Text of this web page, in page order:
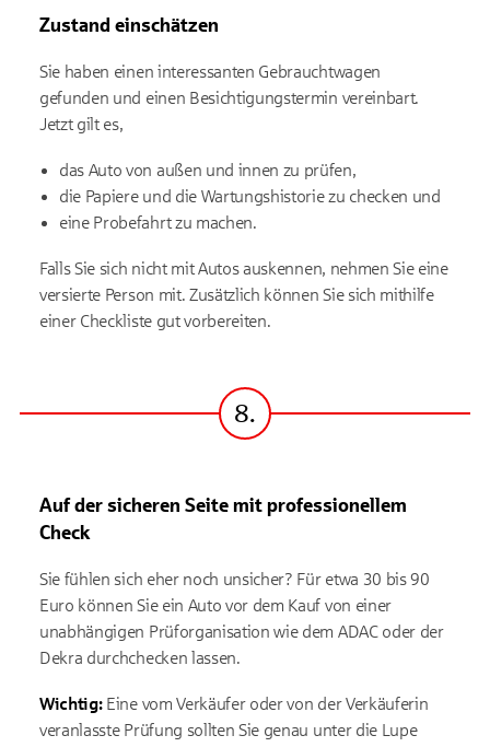
Zustand einschätzen
Sie haben einen interessanten Gebrauchtwagen
gefunden und einen Besichtigungstermin vereinbart.
Jetzt gilt es,
das Auto von außen und innen zu prüfen,
die Papiere und die Wartungshistorie zu checken und
eine Probefahrt zu machen.
Falls Sie sich nicht mit Autos auskennen, nehmen Sie eine
versierte Person mit. Zusätzlich können Sie sich mithilfe
einer Checkliste gut vorbereiten.
Schritt
8.
Auf der sicheren Seite mit professionellem
Check
Sie fühlen sich eher noch unsicher? Für etwa 30 bis 90
Euro können Sie ein Auto vor dem Kauf von einer
unabhängigen Prüforganisation wie dem ADAC oder der
Dekra durchchecken lassen.
Wichtig:Eine vom Verkäufer oder von der Verkäuferin
veranlasste Prüfung sollten Sie genau unter die Lupe